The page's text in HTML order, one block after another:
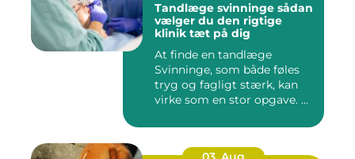
Tandlæge svinninge sådan
vælger du den rigtige
klinik tæt på dig
At finde en tandlæge
Svinninge, som både føles
tryg og fagligt stærk, kan
virke som en stor opgave. ...